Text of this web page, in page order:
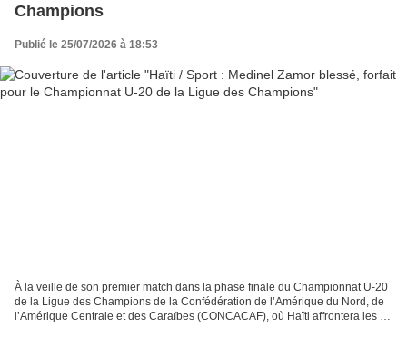
Champions
Publié le 25/07/2026 à 18:53
À la veille de son premier match dans la phase finale du Championnat U-20
de la Ligue des Champions de la Confédération de l’Amérique du Nord, de
l’Amérique Centrale et des Caraïbes (CONCACAF), où Haïti affrontera les «